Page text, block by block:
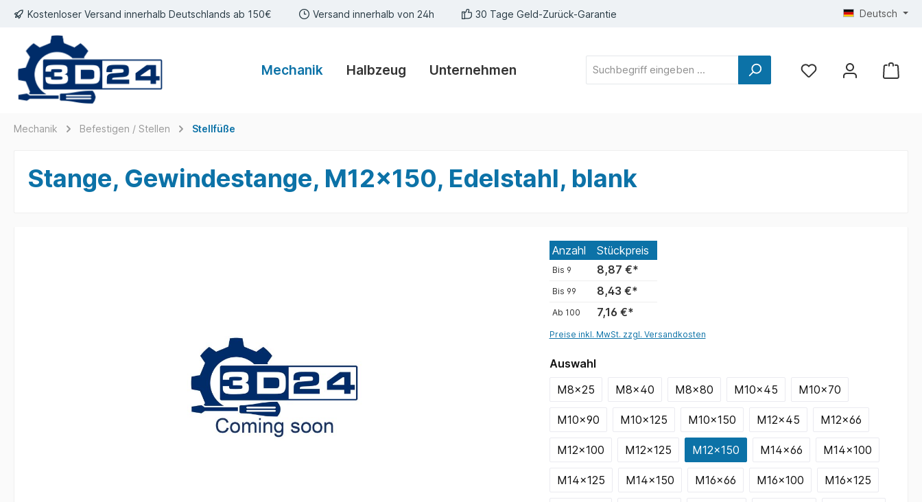
springen
Kostenloser Versand innerhalb Deutschlands ab 150€ Versand innerhalb von 24h 30 Tage Geld-Zurück-Garantie Deutsch
Mechanik Halbzeug Unternehmen
Mechanik Befestigen / Stellen Stellfüße
Stange, Gewindestange, M12x150, Edelstahl, blank
Anzahl Stückpreis
Bis 9 8,87 €*
Bis 99 8,43 €*
Ab 100 7,16 €*
Preise inkl. MwSt. zzgl. Versandkosten
Auswahl
M8x25
M8x40 M8x80 M10x45 M10x70
M10x90 M10x125 M10x150 M12x45 M12x66
M12x100 M12x125 M12x150 M14x66 M14x100
M14x125 M14x150 M16x66 M16x100 M16x125